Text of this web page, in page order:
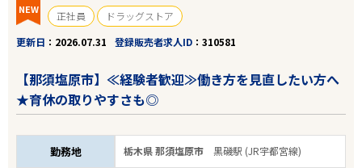
NEW 正社員
ドラッグストア
更新日
2026.07.31 登録販売者求人ID 310581
【那須塩原市】≪経験者歓迎≫働き方を見直したい方へ
★育休の取りやすさも◎
勤務地 栃木県 那須塩原市黒磯駅 (JR宇都宮線)